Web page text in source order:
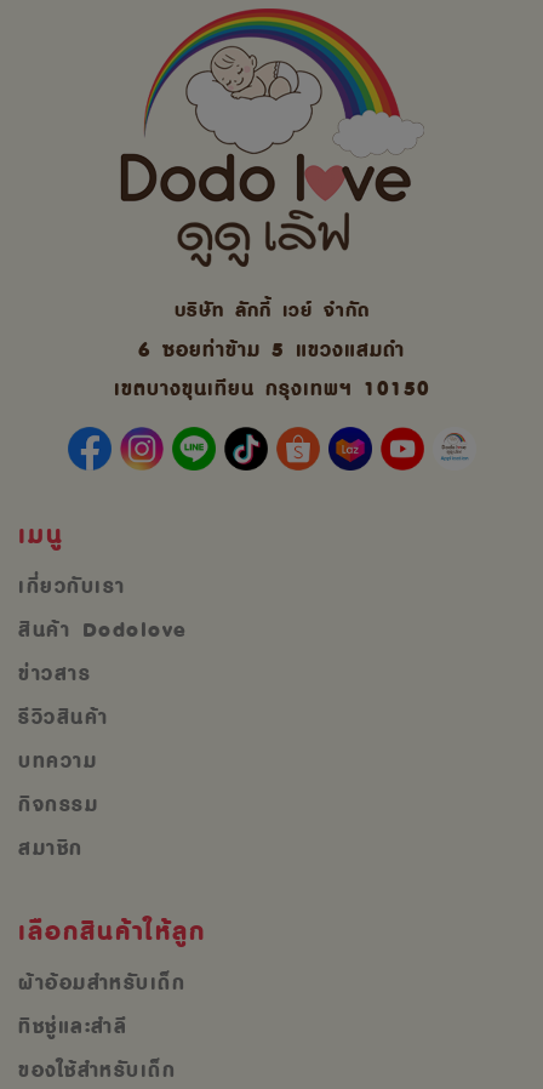
บริษัท ลักกี้ เวย์ จํากัด
6 ซอยท่าข้าม 5 แขวงแสมดำ
เขตบางขุนเทียน กรุงเทพฯ 10150
เมนู
เกี่ยวกับเรา
สินค้า Dodolove
ข่าวสาร
รีวิวสินค้า
บทความ
กิจกรรม
สมาชิก
เลือกสินค้าให้ลูก
ผ้าอ้อมสำหรับเด็ก
ทิชชู่และสำลี
ของใช้สำหรับเด็ก